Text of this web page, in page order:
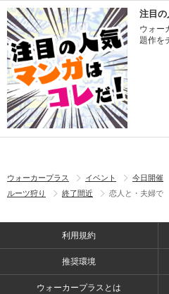
注目の
ウォー
題作を
ウォーカープラス イベント 今日開催
ルーツ狩り
終了間近 恋人と・夫婦で
利用規約
推奨環境
ウォーカープラスとは